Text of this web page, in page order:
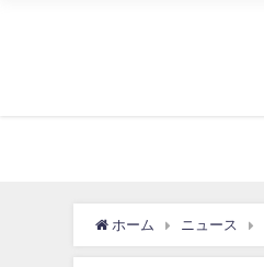
ホーム ニュース